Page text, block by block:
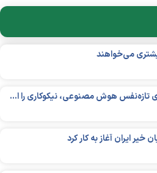
می‌خواهند
گزارش نیویورک‌تایمز: میلیاردر‌های تازه‌نفس هوش مصنوعی، نیکوکاری را انتخاب می‌کنند؟
ایران آغاز به کار کرد